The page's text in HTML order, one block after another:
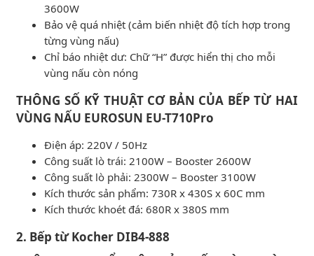
3600W
Bảo vệ quá nhiệt (cảm biến nhiệt độ tích hợp trong
từng vùng nấu)
Chỉ báo nhiệt dư: Chữ “H” được hiển thị cho mỗi
vùng nấu còn nóng
THÔNG SỐ KỸ THUẬT CƠ BẢN CỦA BẾP TỪ HAI
VÙNG NẤU EUROSUN EU-T710Pro
Điện áp: 220V / 50Hz
Công suất lò trái: 2100W – Booster 2600W
Công suất lò phải: 2300W – Booster 3100W
Kích thước sản phẩm: 730R x 430S x 60C mm
Kích thước khoét đá: 680R x 380S mm
2. Bếp từ Kocher DIB4-888